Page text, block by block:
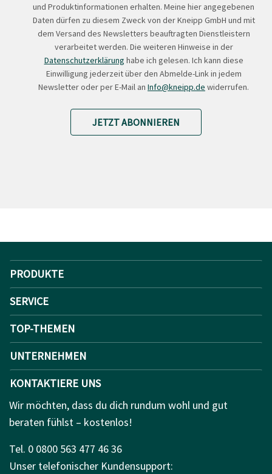
und Produktinformationen erhalten. Meine hier angegebenen
Daten dürfen zu diesem Zweck von der Kneipp GmbH und mit
dem Versand des Newsletters beauftragten Dienstleistern
verarbeitet werden. Die weiteren Hinweise in der
Datenschutzerklärung habe ich gelesen. Ich kann diese
Einwilligung jederzeit über den Abmelde-Link in jedem
Newsletter oder per E-Mail an Info@kneipp.de widerrufen.
JETZT ABONNIEREN
PRODUKTE
SERVICE
TOP-THEMEN
UNTERNEHMEN
KONTAKTIERE UNS
Wir möchten, dass du dich rundum wohl und gut
beraten fühlst – kostenlos!
Tel. 0 0800 563 477 46 36
Unser telefonischer Kundensupport: